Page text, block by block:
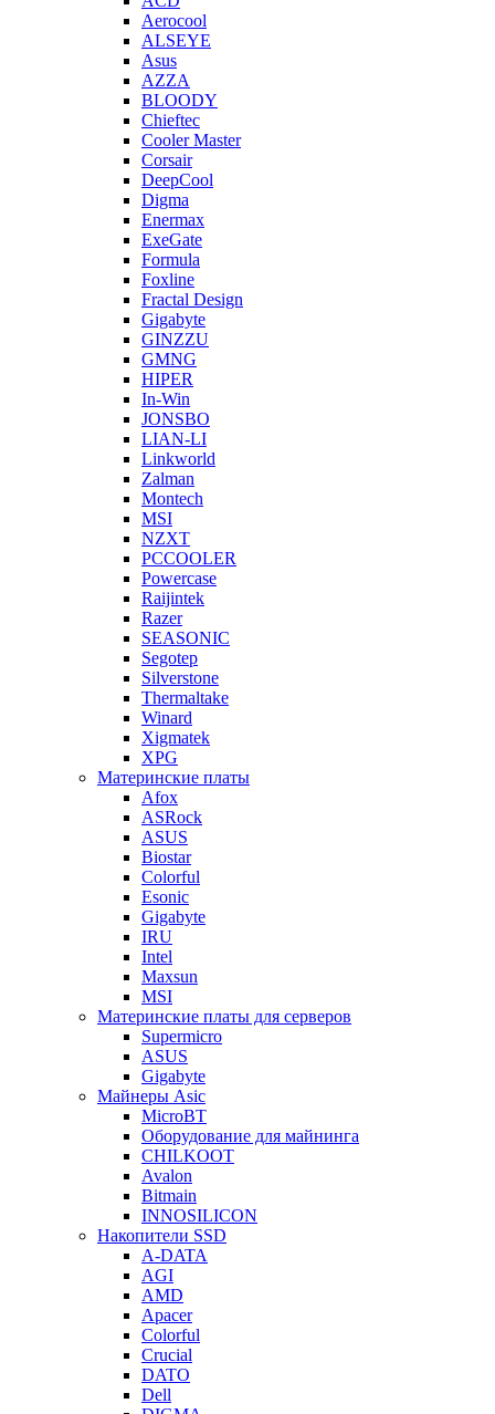
Aerocool
ALSEYE
Asus
AZZA
BLOODY
Chieftec
Cooler Master
Corsair
DeepCool
Digma
Enermax
ExeGate
Formula
Foxline
Fractal Design
Gigabyte
GINZZU
GMNG
HIPER
In-Win
JONSBO
LIAN-LI
Linkworld
Zalman
Montech
MSI
NZXT
PCCOOLER
Powercase
Raijintek
Razer
SEASONIC
Segotep
Silverstone
Thermaltake
Winard
Xigmatek
XPG
Материнские платы
Afox
ASRock
ASUS
Biostar
Colorful
Esonic
Gigabyte
IRU
Intel
Maxsun
MSI
Материнские платы для серверов
Supermicro
ASUS
Gigabyte
Майнеры Asic
MicroBT
Оборудование для майнинга
CHILKOOT
Avalon
Bitmain
INNOSILICON
Накопители SSD
A-DATA
AGI
AMD
Apacer
Colorful
Crucial
DATO
Dell